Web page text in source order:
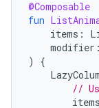
@Composable
fun
items :
modifier :
)
{
//
items